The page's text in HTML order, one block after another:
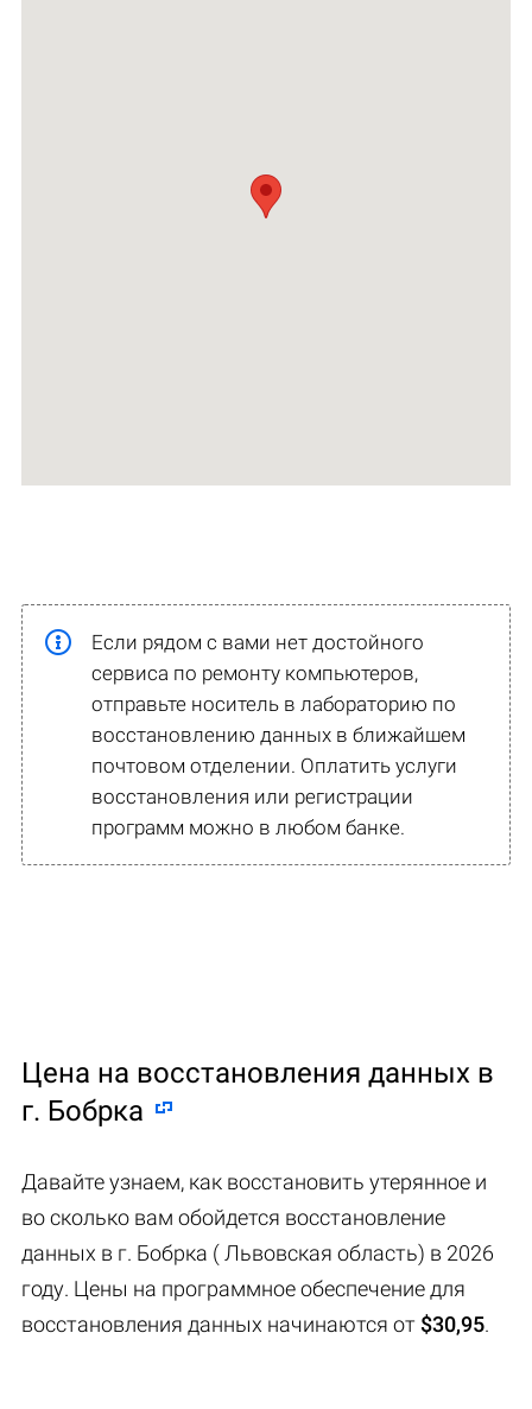
Если рядом с вами нет достойного
сервиса по ремонту компьютеров,
отправьте носитель в лабораторию по
восстановлению данных в ближайшем
почтовом отделении. Оплатить услуги
восстановления или регистрации
программ можно в любом банке.
Цена на восстановления данных в
г. Бобрка
Давайте узнаем, как восстановить утерянное и
во сколько вам обойдется восстановление
данных в г. Бобрка ( Львовская область) в 2026
году. Цены на программное обеспечение для
восстановления данных начинаются от $30,95.